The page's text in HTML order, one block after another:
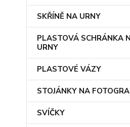
SKŘÍNĚ NA URNY
PLASTOVÁ SCHRÁNKA
URNY
PLASTOVÉ VÁZY
STOJÁNKY NA
SVÍČKY